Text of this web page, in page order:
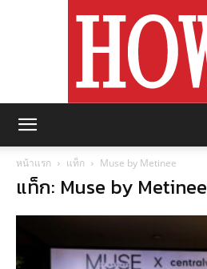
หน้าแรก แท็ก Muse by Metinee
แท็ก: Muse by Metinee